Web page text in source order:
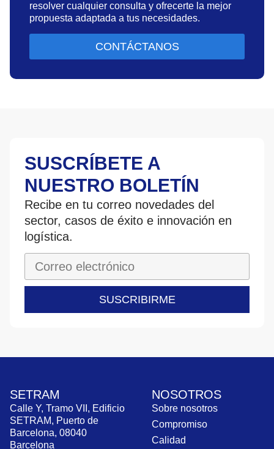
resolver cualquier consulta y ofrecerte la mejor
propuesta adaptada a tus necesidades.
CONTÁCTANOS
SUSCRÍBETE A
NUESTRO BOLETÍN
Recibe en tu correo novedades del
sector, casos de éxito e innovación en
logística.
SUSCRIBIRME
SETRAM
Calle Y, Tramo VII, Edificio
SETRAM, Puerto de
Barcelona, 08040
Barcelona
NOSOTROS
Sobre nosotros
Compromiso
Calidad